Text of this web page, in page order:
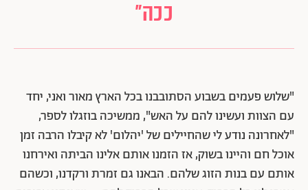
ככה"
"שלוש פעמים בשבוע הסתובבנו בכל הארץ מאור ואני, יחד
עם הצוות ועשינו להם על האש", ממשיכה בוזגלו לספר,
"לאחרונה נודע לי שהחיילים של 'יהלום' לא קיבלו הרבה זמן
אוכל חם והיינו בשוק, אז הזמנו אותם אלינו הביתה ואירחנו
אותם עם בנות הזוג שלהם. הבאנו גם זמרת ורקדנו, וכשהם